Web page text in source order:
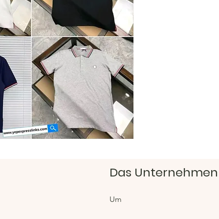
Das Unternehmen
Um